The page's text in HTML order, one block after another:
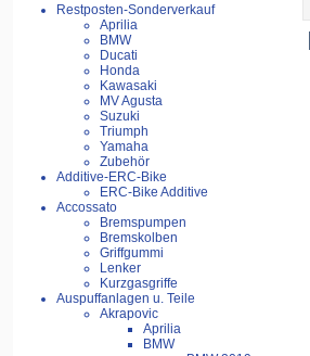
Restposten-Sonderverkauf
Aprilia
BMW
Ducati
Honda
Kawasaki
MV Agusta
Suzuki
Triumph
Yamaha
Zubehör
Additive-ERC-Bike
ERC-Bike Additive
Accossato
Bremspumpen
Bremskolben
Griffgummi
Lenker
Kurzgasgriffe
Auspuffanlagen u. Teile
Akrapovic
Aprilia
BMW